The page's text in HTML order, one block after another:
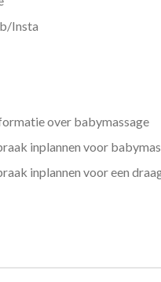
Insta
over babymassage
inplannen voor
inplannen voor een